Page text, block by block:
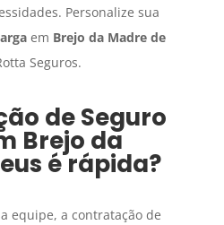
Personalize sua
em Brejo da Madre de
Seguros.
deSeguro
Brejo da
é rápida?
equipe, a contratação de